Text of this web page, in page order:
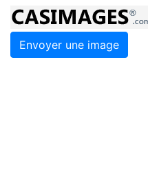
Envoyer une image